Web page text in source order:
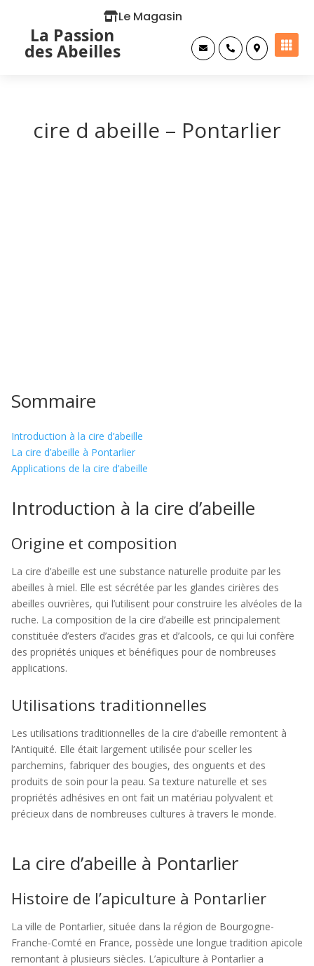
Le Magasin
La Passion
des Abeilles    
cire d abeille – Pontarlier
Sommaire
Introduction à la cire d’abeille
La cire d’abeille à Pontarlier
Applications de la cire d’abeille
Introduction à la cire d’abeille
Origine et composition
La cire d’abeille est une substance naturelle produite par les
abeilles à miel. Elle est sécrétée par les glandes cirières des
abeilles ouvrières, qui l’utilisent pour construire les alvéoles de la
ruche. La composition de la cire d’abeille est principalement
constituée d’esters d’acides gras et d’alcools, ce qui lui confère
des propriétés uniques et bénéfiques pour de nombreuses
applications.
Utilisations traditionnelles
Les utilisations traditionnelles de la cire d’abeille remontent à
l’Antiquité. Elle était largement utilisée pour sceller les
parchemins, fabriquer des bougies, des onguents et des
produits de soin pour la peau. Sa texture naturelle et ses
propriétés adhésives en ont fait un matériau polyvalent et
précieux dans de nombreuses cultures à travers le monde.
La cire d’abeille à Pontarlier
Histoire de l’apiculture à Pontarlier
La ville de Pontarlier, située dans la région de Bourgogne-
Franche-Comté en France, possède une longue tradition apicole
remontant à plusieurs siècles. L’apiculture à Pontarlier a